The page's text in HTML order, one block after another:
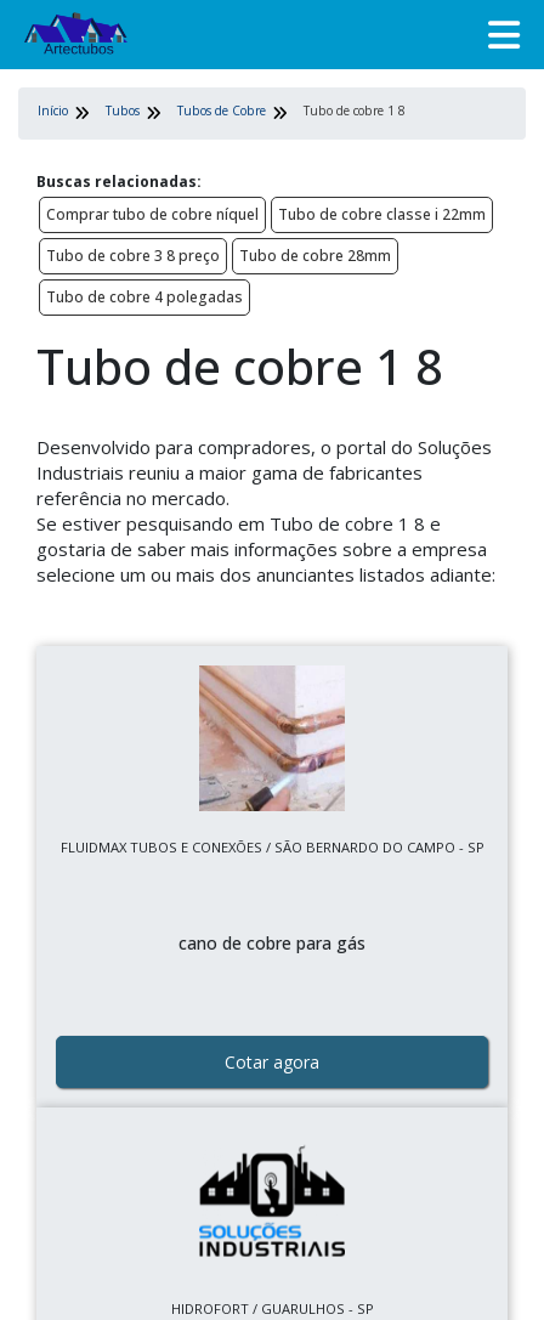
Início Tubos Tubos de Cobre Tubo de cobre 1 8
Buscas relacionadas:
Comprar tubo de cobre níquel
Tubo de cobre classe i 22mm
Tubo de cobre 3 8 preço
Tubo de cobre 28mm
Tubo de cobre 4 polegadas
Tubo de cobre 1 8
Desenvolvido para compradores, o portal do Soluções
Industriais reuniu a maior gama de fabricantes
referência no mercado.
Se estiver pesquisando em Tubo de cobre 1 8 e
gostaria de saber mais informações sobre a empresa
selecione um ou mais dos anunciantes listados adiante:
FLUIDMAX TUBOS E CONEXÕES / SÃO BERNARDO DO CAMPO - SP
cano de cobre para gás
Cotar agora
HIDROFORT / GUARULHOS - SP